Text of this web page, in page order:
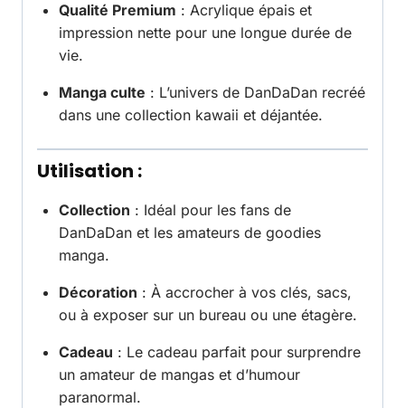
Qualité Premium : Acrylique épais et
impression nette pour une longue durée de
vie.
Manga culte : L’univers de DanDaDan recréé
dans une collection kawaii et déjantée.
Utilisation :
Collection : Idéal pour les fans de
DanDaDan et les amateurs de goodies
manga.
Décoration : À accrocher à vos clés, sacs,
ou à exposer sur un bureau ou une étagère.
Cadeau : Le cadeau parfait pour surprendre
un amateur de mangas et d’humour
paranormal.